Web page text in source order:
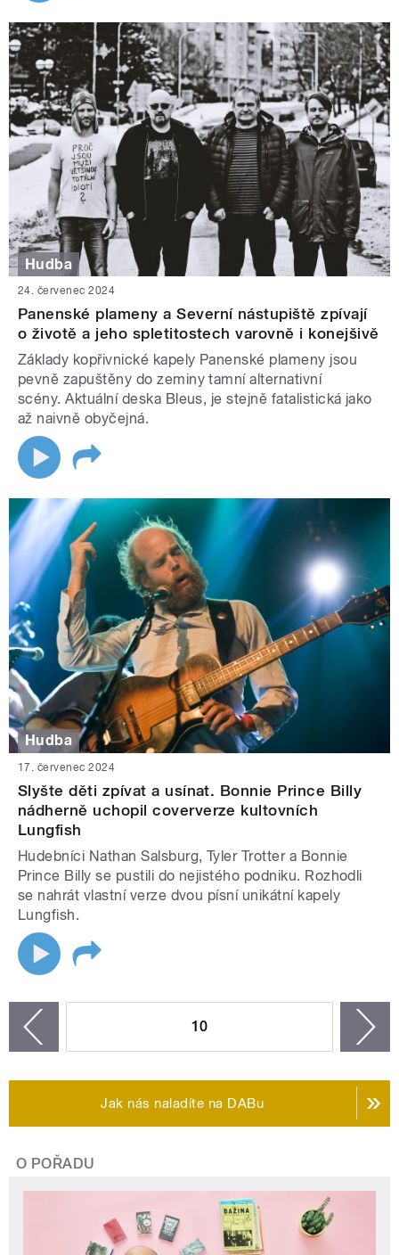
Hudba
24. červenec 2024
Panenské plameny a Severní nástupiště zpívají
o životě a jeho spletitostech varovně i konejšivě
Základy kopřivnické kapely Panenské plameny jsou
pevně zapuštěny do zeminy tamní alternativní
scény. Aktuální deska Bleus, je stejně fatalistická jako
až naivně obyčejná.
Hudba
17. červenec 2024
Slyšte děti zpívat a usínat. Bonnie Prince Billy
nádherně uchopil coververze kultovních
Lungfish
Hudebníci Nathan Salsburg, Tyler Trotter a Bonnie
Prince Billy se pustili do nejistého podniku. Rozhodli
se nahrát vlastní verze dvou písní unikátní kapely
Lungfish.
10
Jak nás naladíte na DABu
O POŘADU